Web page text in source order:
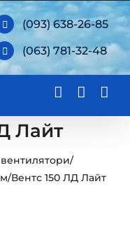
(093) 638-26-85
(063) 781-32-48
Лайт
/
/Вентс 150 ЛД Лайт